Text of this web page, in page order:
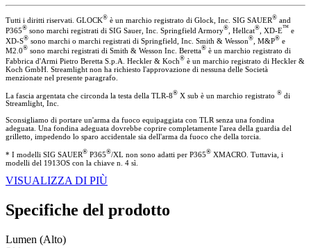
Tutti i diritti riservati. GLOCK® è un marchio registrato di Glock, Inc. SIG SAUER® and
P365® sono marchi registrati di SIG Sauer, Inc. Springfield Armory® , Hellcat® , XD-E™ e
XD-S® sono marchi o marchi registrati di Springfield, Inc. Smith & Wesson® , M&P® e
M2.0® sono marchi registrati di Smith & Wesson Inc. Beretta® è un marchio registrato di
Fabbrica d'Armi Pietro Beretta S.p.A. Heckler & Koch® è un marchio registrato di Heckler &
Koch GmbH. Streamlight non ha richiesto l'approvazione di nessuna delle Società
menzionate nel presente paragrafo.
La fascia argentata che circonda la testa della TLR-8® X sub è un marchio registrato ® di
Streamlight, Inc.
Sconsigliamo di portare un'arma da fuoco equipaggiata con TLR senza una fondina
adeguata. Una fondina adeguata dovrebbe coprire completamente l'area della guardia del
grilletto, impedendo lo sparo accidentale sia dell'arma da fuoco che della torcia.
* I modelli SIG SAUER® P365®/XL non sono adatti per P365® XMACRO. Tuttavia, i
modelli del 1913OS con la chiave n. 4 sì.
VISUALIZZA DI PIÙ
Specifiche del prodotto
Lumen (Alto)